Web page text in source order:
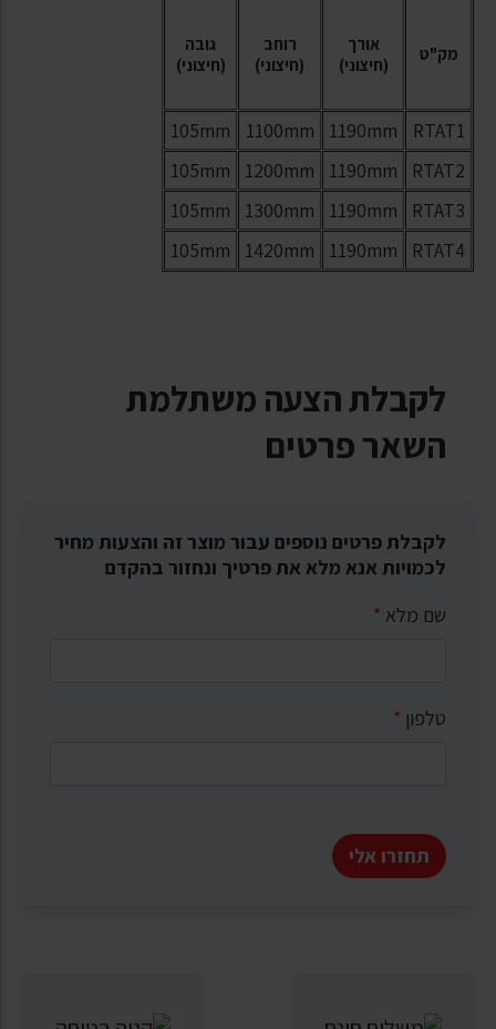
מק"ט
אורך
(חיצוני)
רוחב
(חיצוני)
גובה
(חיצוני)
RTAT1
1190mm
1100mm
105mm
RTAT2
1190mm
1200mm
105mm
RTAT3
1190mm
1300mm
105mm
RTAT4
1190mm
1420mm
105mm
לקבלת הצעה משתלמת
השאר פרטים
לקבלת פרטים נוספים עבור מוצר זה והצעות מחיר
לכמויות אנא מלא את פרטיך ונחזור בהקדם
שם מלא *
טלפון *
תחזרו אלי